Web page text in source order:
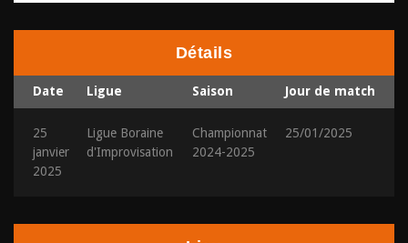
Détails
Date Ligue Saison Jour de match
25
janvier
2025
Ligue Boraine
d'Improvisation
Championnat
2024-2025
25/01/2025